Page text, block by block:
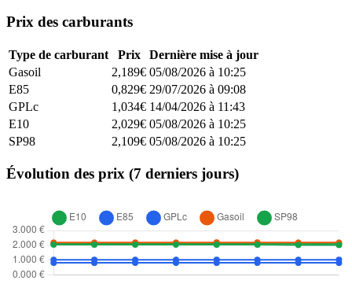
Prix des carburants
Type de carburant Prix
Dernière mise à jour
Gasoil
2,189€ 05/08/2026 à 10:25
E85
0,829€ 29/07/2026 à 09:08
GPLc
1,034€ 14/04/2026 à 11:43
E10
2,029€ 05/08/2026 à 10:25
SP98
2,109€ 05/08/2026 à 10:25
Évolution des prix (7 derniers jours)